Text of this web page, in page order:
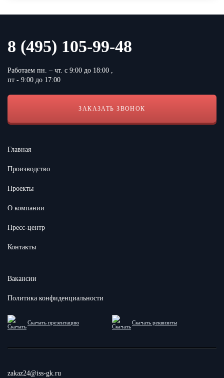
контактные данные и удобный формат файла
8 (495) 105-99-48
Работаем пн. – чт. с 9:00 до 18:00 ,
пт - 9:00 до 17:00
ЗАКАЗАТЬ ЗВОНОК
Главная
Производство
Проекты
О компании
Пресс-центр
Контакты
Вакансии
Политика конфиденциальности
Скачать презентацию Скачать реквизиты
zakaz24@iss-gk.ru